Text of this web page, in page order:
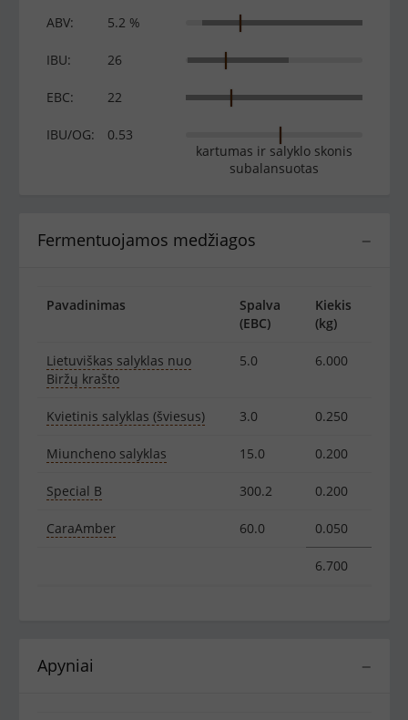
ABV: 5.2 %
IBU: 26
EBC: 22
IBU/OG:
0.53
kartumas ir salyklo skonis
subalansuotas
−
Fermentuojamos medžiagos
Pavadinimas
Spalva
(EBC)
Kiekis
(kg)
Lietuviškas salyklas nuo
Biržų krašto
5.0 6.000
Kvietinis salyklas (šviesus) 3.0 0.250
Miuncheno salyklas 15.0 0.200
Special B 300.2 0.200
CaraAmber 60.0 0.050
6.700
−
Apyniai